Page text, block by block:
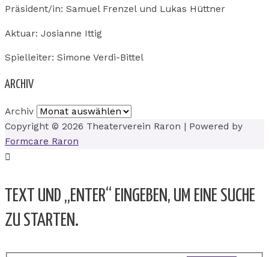
Präsident/in: Samuel Frenzel und Lukas Hüttner
Aktuar: Josianne Ittig
Spielleiter: Simone Verdi-Bittel
ARCHIV
Archiv
Copyright © 2026 Theaterverein Raron | Powered by
Formcare Raron
TEXT UND „ENTER“ EINGEBEN, UM EINE SUCHE
ZU STARTEN.